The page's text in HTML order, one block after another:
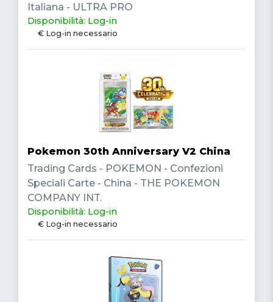
Italiana - ULTRA PRO
Disponibilità: Log-in
€ Log-in necessario
Pokemon 30th Anniversary V2 China
Trading Cards - POKEMON - Confezioni
Speciali Carte - China - THE POKEMON
COMPANY INT.
Disponibilità: Log-in
€ Log-in necessario